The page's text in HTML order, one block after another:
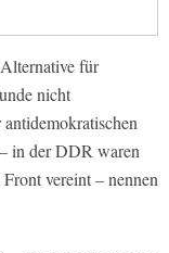
für
nicht
in der DDR waren
vereint – nennen